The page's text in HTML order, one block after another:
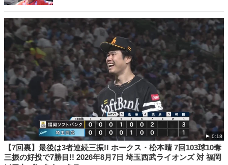
0:18
【7回裏】最後は3者連続三振!! ホークス・松本晴 7回103球10奪
三振の好投で7勝目!! 2026年8月7日 埼玉西武ライオンズ 対 福岡